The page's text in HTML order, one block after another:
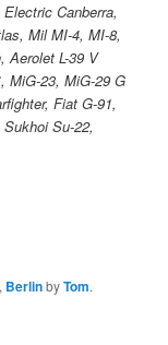
Canberra,
Mil MI-4, MI-8,
Aerolet L-39 V
MiG-23, MiG-29 G
Fiat G-91,
Su-22,
, BerlinbyTom.